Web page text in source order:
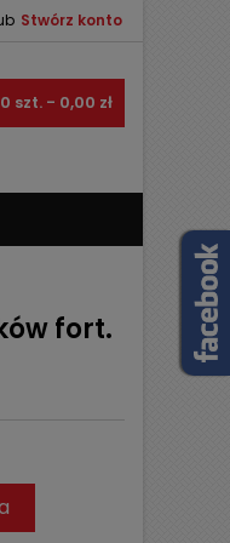
Stwórz konto
0 szt. - 0,00 zł
fort.